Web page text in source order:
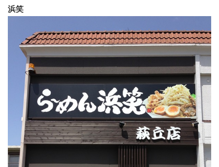
浜笑